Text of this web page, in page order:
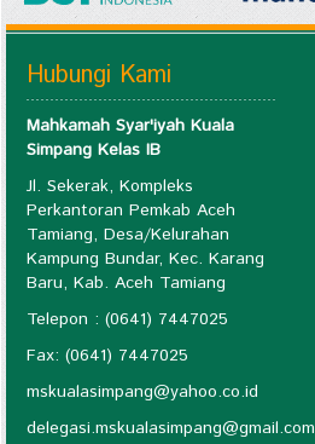
Hubungi Kami
Mahkamah Syar'iyah Kuala
Simpang Kelas IB
Jl. Sekerak, Kompleks
Perkantoran Pemkab Aceh
Tamiang, Desa/Kelurahan
Kampung Bundar, Kec. Karang
Baru, Kab. Aceh Tamiang
Telepon : (0641) 7447025
Fax: (0641) 7447025
mskualasimpang@yahoo.co.id
delegasi.mskualasimpang@gmail.com